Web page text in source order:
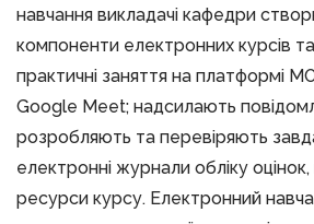
навчання викладачі кафедри
компоненти електронних курсів та
практичні заняття на платформі
Google Meet; надсилають
розробляють та перевіряють
електронні журнали обліку
ресурси курсу. Електронний